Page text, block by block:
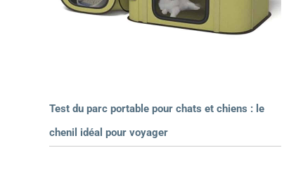
Test du parc portable pour chats et chiens : le
chenil idéal pour voyager